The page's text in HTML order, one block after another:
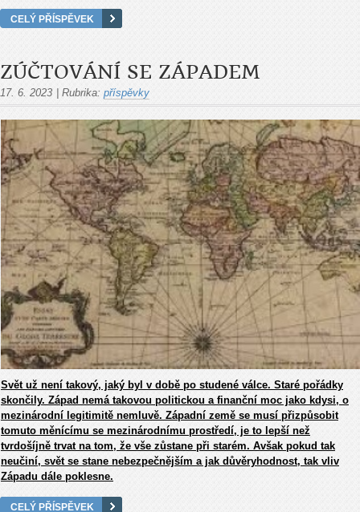
CELÝ PŘÍSPĚVEK
ZÚČTOVÁNÍ SE ZÁPADEM
17. 6. 2023 Rubrika: příspěvky
Svět už není takový, jaký byl v době po studené válce. Staré pořádky
skončily. Západ nemá takovou politickou a finanční moc jako kdysi, o
mezinárodní legitimitě nemluvě. Západní země se musí přizpůsobit
tomuto měnícímu se mezinárodnímu prostředí, je to lepší než
tvrdošíjně trvat na tom, že vše zůstane při starém. Avšak pokud tak
neučiní, svět se stane nebezpečnějším a jak důvěryhodnost, tak vliv
Západu dále poklesne.
CELÝ PŘÍSPĚVEK